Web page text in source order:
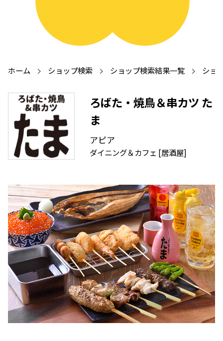
ホーム ショップ検索 ショップ検索結果一覧 ショ
ろばた・焼鳥＆串カツ た
ま
アピア
ダイニング＆カフェ [居酒屋]